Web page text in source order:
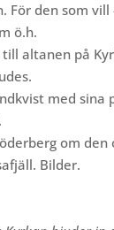
För den som
ö.h.
altanen på
med sina
om den
Bilder.